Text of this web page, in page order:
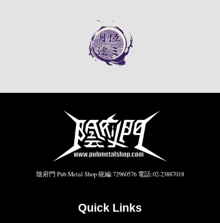
陰府門 Pub Metal Shop 統編:72960576 電話:02-23887018
Quick Links